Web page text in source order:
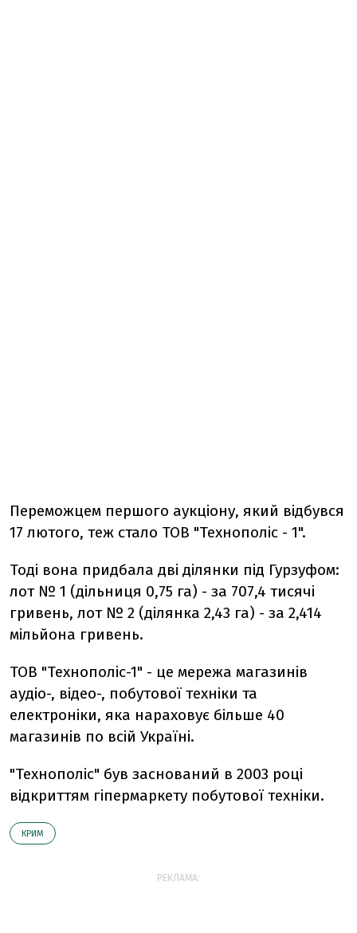
Переможцем першого аукціону, який відбувся
17 лютого, теж стало ТОВ "Технополіс - 1".
Тоді вона придбала дві ділянки під Гурзуфом:
лот № 1 (дільниця 0,75 га) - за 707,4 тисячі
гривень, лот № 2 (ділянка 2,43 га) - за 2,414
мільйона гривень.
ТОВ "Технополіс-1" - це мережа магазинів
аудіо-, відео-, побутової техніки та
електроніки, яка нараховує більше 40
магазинів по всій Україні.
"Технополіс" був заснований в 2003 році
відкриттям гіпермаркету побутової техніки.
КРИМ
РЕКЛАМА: